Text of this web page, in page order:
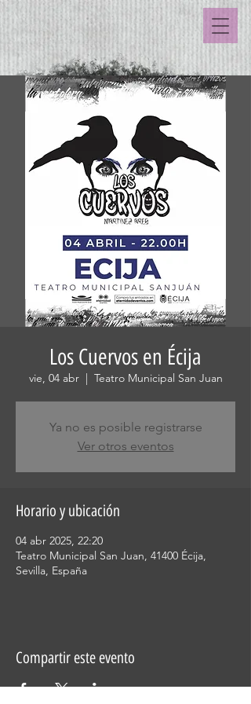
Los Cuervos en Écija
vie, 04 abr
  |
Teatro Municipal San Juan
Ya no es posible registrarse
Ver otros eventos
Horario y ubicación
04 abr 2025, 22:20
Teatro Municipal San Juan, 41400 Écija,
Sevilla, España
Compartir este evento